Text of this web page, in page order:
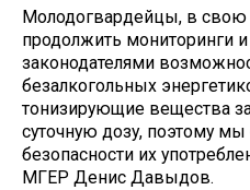
Молодогвардейцы, в свою
продолжить мониторинги и
законодателями
безалкогольных
тонизирующие вещества
суточную дозу, поэтому
безопасности их
МГЕР Денис Давыдов.